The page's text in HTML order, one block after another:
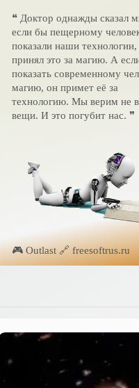
❝ Доктор однажды сказал
если бы пещерному
показали наши
принял это за магию. А
показать современному
магию, он примет её за
технологию. Мы верим не в
вещи. И это погубит нас. ❞
🎮 Outlast 🔗 freesoftrus.ru